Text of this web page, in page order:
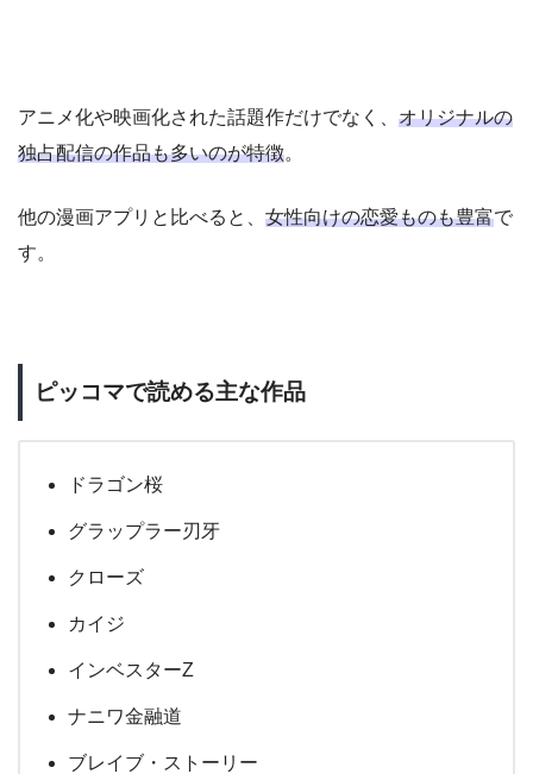
アニメ化や映画化された話題作だけでなく、 オリジナルの
独占配信の作品も多いのが特徴。
他の漫画アプリと比べると、 女性向けの恋愛ものも豊富で
す。
ピッコマで読める主な作品
ドラゴン桜
グラップラー刃牙
クローズ
カイジ
インベスターZ
ナニワ金融道
ブレイブ・ストーリー